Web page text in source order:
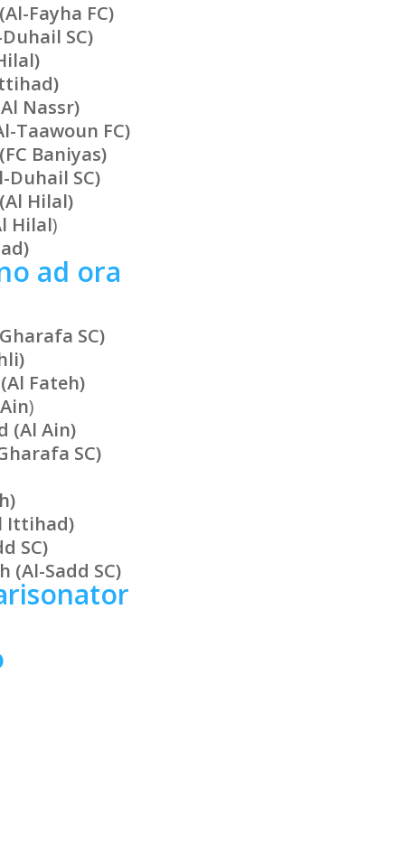
Fayha FC)
SC)
Nassr)
Taawoun FC)
Baniyas)
Duhail SC)
Hilal)
Hilal)
ad ora
SC)
Fateh)
)
(Al Ain)
SC)
Ittihad)
SC)
(Al-Sadd SC)